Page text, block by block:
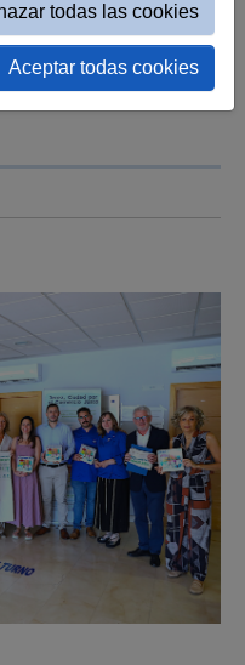
con SAFA
de
material
elaborados con
todas las cookies
Aceptar todas cookies